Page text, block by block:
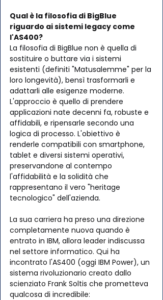
Qual è la filosofia di BigBlue
riguardo ai sistemi legacy come
l'AS400?
La filosofia di BigBlue non è quella di
sostituire o buttare via i sistemi
esistenti (definiti "Matusalemme" per la
loro longevità), bensì trasformarli e
adattarli alle esigenze moderne.
L'approccio è quello di prendere
applicazioni nate decenni fa, robuste e
affidabili, e ripensarle secondo una
logica di processo. L'obiettivo è
renderle compatibili con smartphone,
tablet e diversi sistemi operativi,
preservandone al contempo
l'affidabilità e la solidità che
rappresentano il vero "heritage
tecnologico" dell'azienda.
La sua carriera ha preso una direzione
completamente nuova quando è
entrato in IBM, allora leader indiscussa
nel settore informatico. Qui ha
incontrato l'AS400 (oggi IBM Power), un
sistema rivoluzionario creato dallo
scienziato Frank Soltis che prometteva
qualcosa di incredibile: